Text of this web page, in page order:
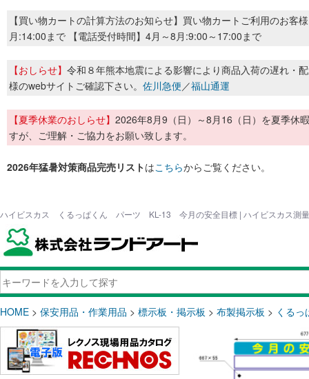
【買い物カートの計算方法のお知らせ】買い物カートご利用のお客
月:14:00まで 【電話受付時間】4月～8月:9:00～17:00まで
【おしらせ】 令和８年熊本地震による影響により商品入荷の遅れ・
様のwebサイトご確認下さい。 佐川急便／福山通運
【夏季休業のおしらせ】 2026年8月9（日）～8月16（日）を夏季休
すが、ご理解・ご協力をお願い致します。
2026年猛暑対策商品完売リストはこちらからご覧ください。
ハイビスカス くるっぱくん パーツ KL-13 今月の安全目標 | ハイビスカス測量
HOME > 保安用品・作業用品 > 標示板・掲示板 > 布製掲示板 > くるっ